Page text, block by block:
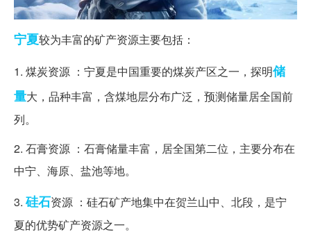
宁夏较为丰富的矿产资源主要包括：
1. 煤炭资源 ：宁夏是中国重要的煤炭产区之一，探明储
量大，品种丰富，含煤地层分布广泛，预测储量居全国前
列。
2. 石膏资源 ：石膏储量丰富，居全国第二位，主要分布在
中宁、海原、盐池等地。
3.硅石资源 ：硅石矿产地集中在贺兰山中、北段，是宁
夏的优势矿产资源之一。